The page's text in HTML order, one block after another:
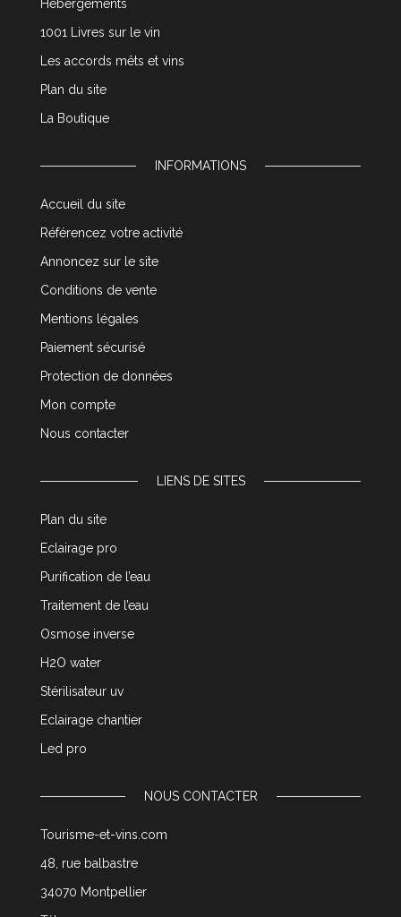
Hébergements
1001 Livres sur le vin
Les accords mêts et vins
Plan du site
La Boutique
INFORMATIONS
Accueil du site
Référencez votre activité
Annoncez sur le site
Conditions de vente
Mentions légales
Paiement sécurisé
Protection de données
Mon compte
Nous contacter
LIENS DE SITES
Plan du site
Eclairage pro
Purification de l’eau
Traitement de l’eau
Osmose inverse
H2O water
Stérilisateur uv
Eclairage chantier
Led pro
NOUS CONTACTER
Tourisme-et-vins.com
48, rue balbastre
34070 Montpellier